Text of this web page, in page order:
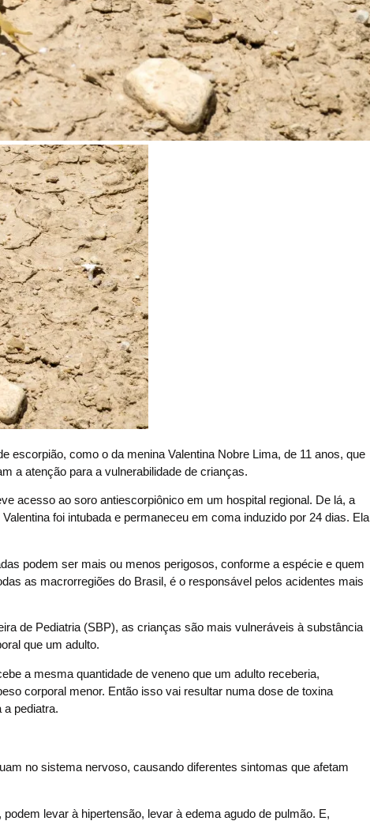
como o da menina Valentina Nobre Lima, de 11 anos, que
a atenção para a vulnerabilidade de crianças.
acesso ao soro antiescorpiônico em um hospital regional. De lá, a
foi intubada e permaneceu em coma induzido por 24 dias. Ela
podem ser mais ou menos perigosos, conforme a espécie e quem
as macrorregiões do Brasil, é o responsável pelos acidentes mais
de Pediatria (SBP), as crianças são mais vulneráveis à substância
que um adulto.
a mesma quantidade de veneno que um adulto receberia,
corporal menor. Então isso vai resultar numa dose de toxina
a pediatra.
no sistema nervoso, causando diferentes sintomas que afetam
levar à hipertensão, levar à edema agudo de pulmão. E,